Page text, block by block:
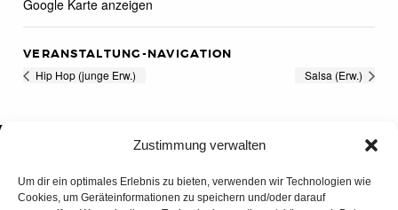
Zustimmung verwalten
Um dir ein optimales Erlebnis zu bieten, verwenden wir Technologien wie
Cookies, um Geräteinformationen zu speichern und/oder darauf
Google Karte anzeigen
VERANSTALTUNG-NAVIGATION
Hip Hop (junge Erw.) Salsa (Erw.)